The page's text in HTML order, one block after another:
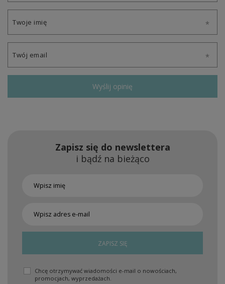
Twoje imię
Twój email
Wyślij opinię
Zapisz się do newslettera
i bądź na bieżąco
ZAPISZ SIĘ
Chcę otrzymywać wiadomości e-mail o nowościach,
promocjach, wyprzedażach.